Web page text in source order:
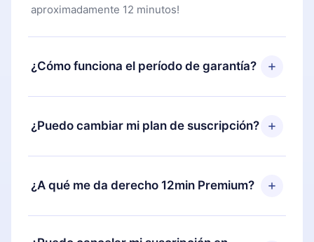
aproximadamente 12 minutos!
¿Cómo funciona el período de garantía?
Puedes descargar nuestra aplicación y comenzar a
disfrutar de nuestra biblioteca. Si por alguna razón
no estás satisfecho con nuestra plataforma,
días posteriores a la compra y solicita el
pagaste, sin preguntas ni burocracia.
¿Puedo cambiar mi plan de suscripción?
Sí, pero el cambio solo se aplicará a partir del
próximo período de facturación. Por ejemplo, si
decides cambiar tu suscripción mensual a anual,
¿A qué me da derecho 12min Premium?
12min Premium es un plan que te garantiza acceso
a toda nuestra biblioteca de más de 2500 títulos